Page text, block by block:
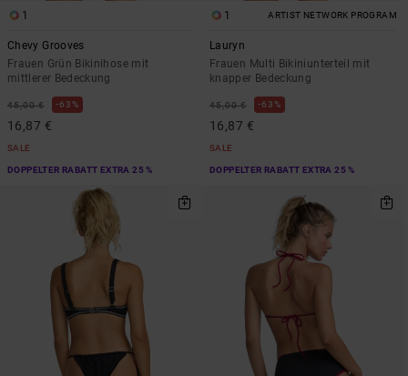
1
Chevy Grooves
Frauen Grün Bikinihose mit
mittlerer Bedeckung
45,00 € 63%
16,87 €
SALE
DOPPELTER RABATT EXTRA 25 %
1 ARTIST NETWORK PROGRAM
Lauryn
Frauen Multi Bikiniunterteil mit
knapper Bedeckung
45,00 € 63%
16,87 €
SALE
DOPPELTER RABATT EXTRA 25 %